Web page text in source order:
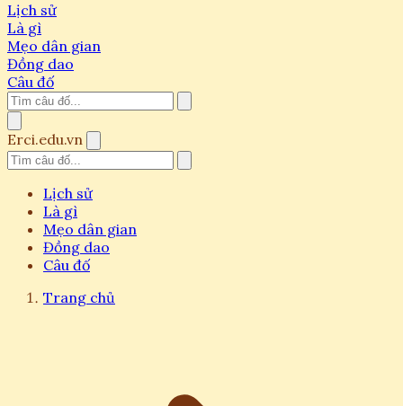
Lịch sử
Là gì
Mẹo dân gian
Đồng dao
Câu đố
Erci.edu.vn
Lịch sử
Là gì
Mẹo dân gian
Đồng dao
Câu đố
Trang chủ